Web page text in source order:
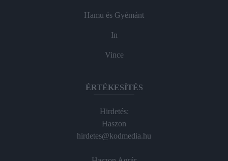
Hamu és Gyémánt
In
Vince
ÉRTÉKESÍTÉS
Hirdetés:
Haszon
hirdetes@kodmedia.hu